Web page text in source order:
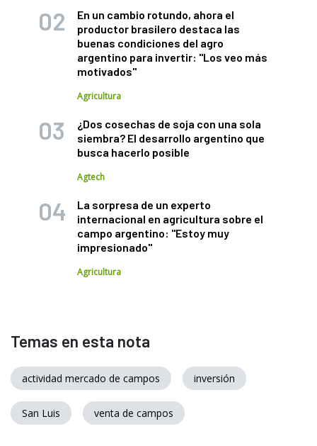
En un cambio rotundo, ahora el
productor brasilero destaca las
buenas condiciones del agro
argentino para invertir: "Los veo más
motivados"
Agricultura
¿Dos cosechas de soja con una sola
siembra? El desarrollo argentino que
busca hacerlo posible
Agtech
La sorpresa de un experto
internacional en agricultura sobre el
campo argentino: "Estoy muy
impresionado"
Agricultura
Temas en esta nota
actividad mercado de campos inversión
San Luis venta de campos